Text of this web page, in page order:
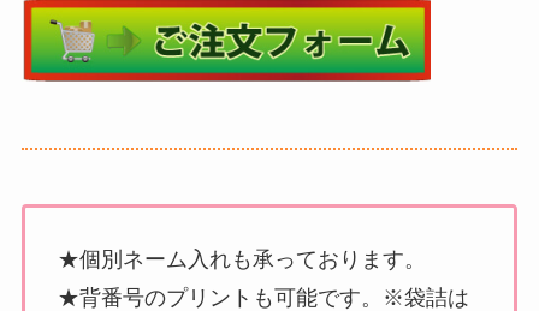
★個別ネーム入れも承っております。
★背番号のプリントも可能です。※袋詰は